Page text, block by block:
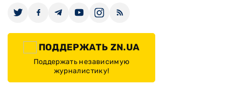
ПОДДЕРЖАТЬ ZN.UA
Поддержать независимую
журналистику!